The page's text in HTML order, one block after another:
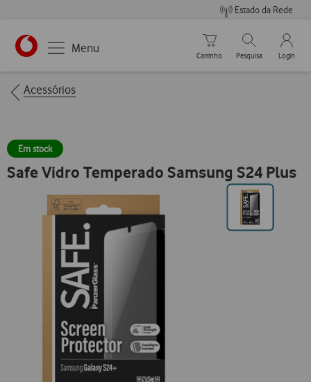
Estado da Rede
https://www.vodafone.pt
Menu
Carrinho de compras
Carrinho
Pesquisar
Pesquisa
My
Login
Breadcrumbs
Acessórios
Em stock
Safe Vidro Temperado Samsung S24 Plus
Ir
para